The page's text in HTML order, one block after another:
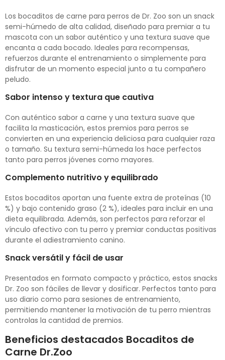
Los bocaditos de carne para perros de Dr. Zoo son un snack
semi-húmedo de alta calidad, diseñado para premiar a tu
mascota con un sabor auténtico y una textura suave que
encanta a cada bocado. Ideales para recompensas,
refuerzos durante el entrenamiento o simplemente para
disfrutar de un momento especial junto a tu compañero
peludo.
Sabor intenso y textura que cautiva
Con auténtico sabor a carne y una textura suave que
facilita la masticación, estos premios para perros se
convierten en una experiencia deliciosa para cualquier raza
o tamaño. Su textura semi-húmeda los hace perfectos
tanto para perros jóvenes como mayores.
Complemento nutritivo y equilibrado
Estos bocaditos aportan una fuente extra de proteínas (10
%) y bajo contenido graso (2 %), ideales para incluir en una
dieta equilibrada. Además, son perfectos para reforzar el
vínculo afectivo con tu perro y premiar conductas positivas
durante el adiestramiento canino.
Snack versátil y fácil de usar
Presentados en formato compacto y práctico, estos snacks
Dr. Zoo son fáciles de llevar y dosificar. Perfectos tanto para
uso diario como para sesiones de entrenamiento,
permitiendo mantener la motivación de tu perro mientras
controlas la cantidad de premios.
Beneficios destacados Bocaditos de
Carne Dr.Zoo